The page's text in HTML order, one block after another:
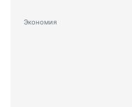
Экономия